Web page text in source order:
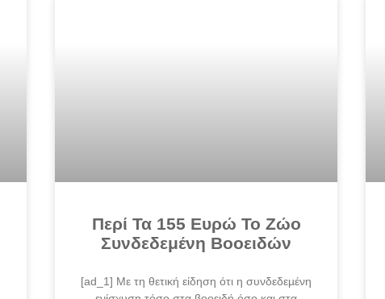
Περί Τα 155 Ευρώ Το Ζώο
Συνδεδεμένη Βοοειδών
[ad_1] Με τη θετική είδηση ότι η συνδεδεµένη